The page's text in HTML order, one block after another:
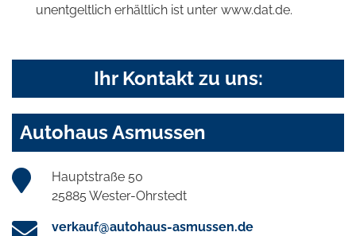
unentgeltlich erhältlich ist unter www.dat.de.
Ihr Kontakt zu uns:
Autohaus Asmussen
Hauptstraße 50
25885 Wester-Ohrstedt
verkauf@autohaus-asmussen.de